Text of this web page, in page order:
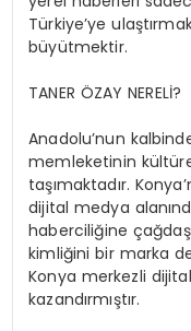
Türkiye’ye
büyütmektir.
TANER ÖZAY NERELİ?
Anadolu’nun
memleketinin
taşımaktadır.
dijital medya
haberciliğine çağdaş
kimliğini bir marka
Konya merkezli
kazandırmıştır.